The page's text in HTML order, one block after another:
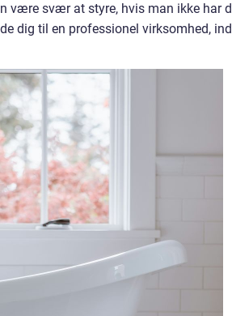
være svær at styre, hvis man ikke har
dig til en professionel virksomhed,